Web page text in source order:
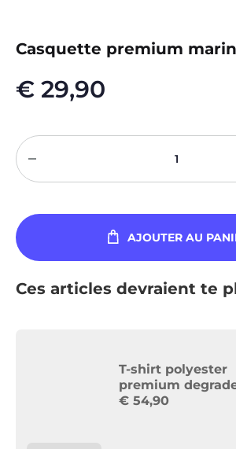
Casquette premium
€ 29,90
Quantité
AJOUTER AU
Ces articles devraient te
T-shirt polyester
premium
€ 54,90